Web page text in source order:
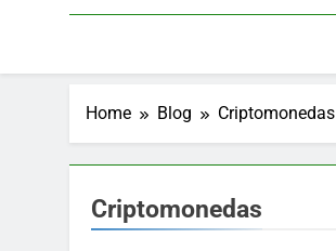
Home Blog Criptomonedas
Criptomonedas